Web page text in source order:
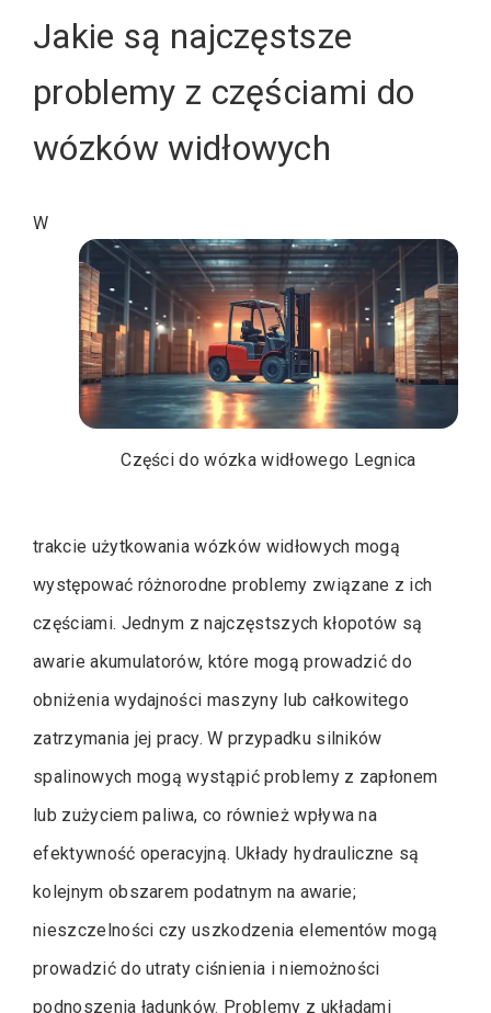
Jakie są najczęstsze
problemy z częściami do
wózków widłowych
Części do wózka widłowego Legnica
W
trakcie użytkowania wózków widłowych mogą
występować różnorodne problemy związane z ich
częściami. Jednym z najczęstszych kłopotów są
awarie akumulatorów, które mogą prowadzić do
obniżenia wydajności maszyny lub całkowitego
zatrzymania jej pracy. W przypadku silników
spalinowych mogą wystąpić problemy z zapłonem
lub zużyciem paliwa, co również wpływa na
efektywność operacyjną. Układy hydrauliczne są
kolejnym obszarem podatnym na awarie;
nieszczelności czy uszkodzenia elementów mogą
prowadzić do utraty ciśnienia i niemożności
podnoszenia ładunków. Problemy z układami